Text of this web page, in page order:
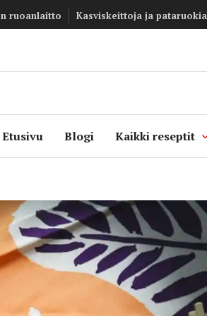
ruoanlaitto Kasviskeittoja ja pataruokia
Etusivu Blogi Kaikki reseptit